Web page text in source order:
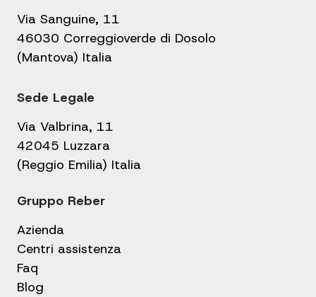
Via Sanguine, 11
46030 Correggioverde di Dosolo
(Mantova) Italia
Sede Legale
Via Valbrina, 11
42045 Luzzara
(Reggio Emilia) Italia
Gruppo Reber
Azienda
Centri assistenza
Faq
Blog